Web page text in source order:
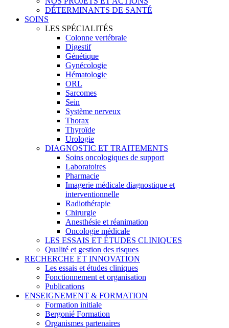
DÉTERMINANTS DE SANTÉ
SOINS
LES SPÉCIALITÉS
Colonne vertébrale
Digestif
Génétique
Gynécologie
Hématologie
ORL
Sarcomes
Sein
Système nerveux
Thorax
Thyroïde
Urologie
DIAGNOSTIC ET TRAITEMENTS
Soins oncologiques de support
Laboratoires
Pharmacie
Imagerie médicale diagnostique et
interventionnelle
Radiothérapie
Chirurgie
Anesthésie et réanimation
Oncologie médicale
LES ESSAIS ET ÉTUDES CLINIQUES
Qualité et gestion des risques
RECHERCHE ET INNOVATION
Les essais et études cliniques
Fonctionnement et organisation
Publications
ENSEIGNEMENT & FORMATION
Formation initiale
Bergonié Formation
Organismes partenaires